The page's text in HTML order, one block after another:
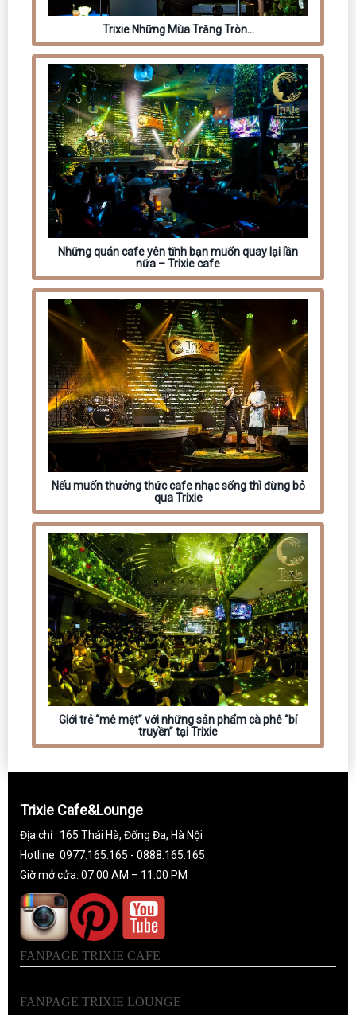
Trixie Những Mùa Trăng Tròn…
Những quán cafe yên tĩnh bạn muốn quay lại lần
nữa – Trixie cafe
Nếu muốn thưởng thức cafe nhạc sống thì đừng bỏ
qua Trixie
Giới trẻ “mê mệt” với những sản phẩm cà phê “bí
truyền” tại Trixie
Trixie Cafe&Lounge
Địa chỉ : 165 Thái Hà, Đống Đa, Hà Nội
Hotline: 0977.165.165 - 0888.165.165
Giờ mở cửa: 07:00 AM – 11:00 PM
FANPAGE TRIXIE CAFE
FANPAGE TRIXIE LOUNGE